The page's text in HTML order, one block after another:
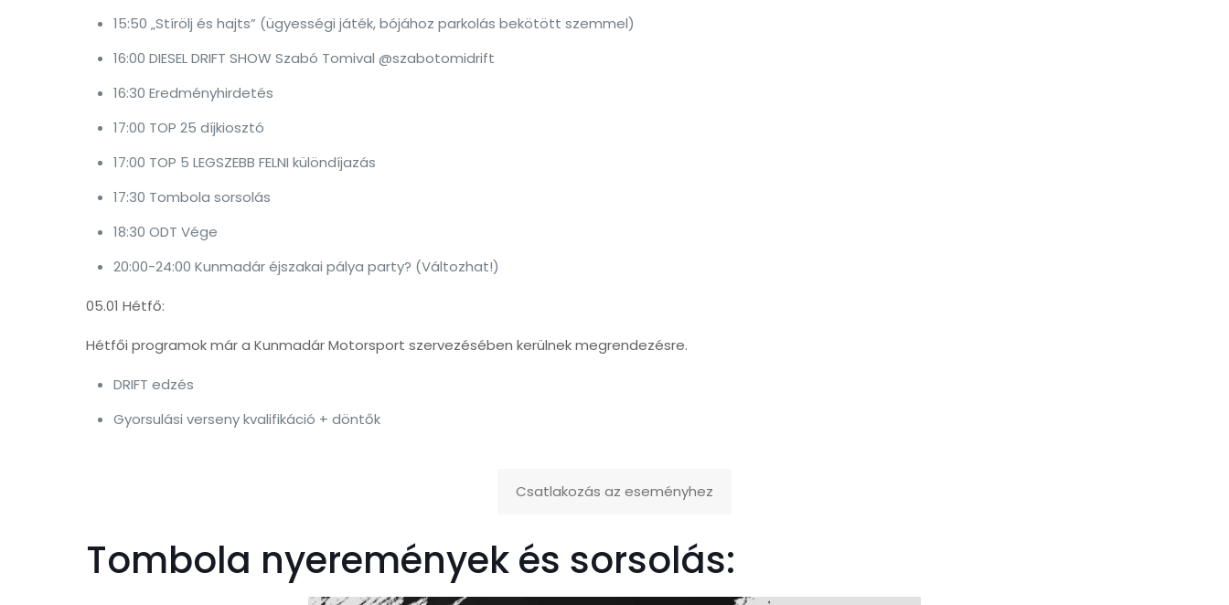
15:50 „Stírölj és hajts” (ügyességi játék, bójához parkolás bekötött szemmel)
16:00 DIESEL DRIFT SHOW Szabó Tomival @szabotomidrift
16:30 Eredményhirdetés
17:00 TOP 25 díjkiosztó
17:00 TOP 5 LEGSZEBB FELNI különdíjazás
17:30 Tombola sorsolás
18:30 ODT Vége
20:00-24:00 Kunmadár éjszakai pálya party? (Változhat!)
05.01 Hétfő:
Hétfői programok már a Kunmadár Motorsport szervezésében kerülnek megrendezésre.
DRIFT edzés
Gyorsulási verseny kvalifikáció + döntők
Csatlakozás az eseményhez
Tombola nyeremények és sorsolás: